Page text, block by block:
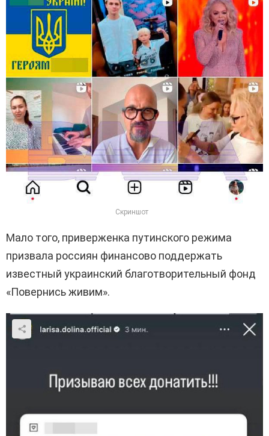
Скриншот
Мало того, приверженка путинского режима
призвала россиян финансово поддержать
известный украинский благотворительный фонд
«Повернись живим».